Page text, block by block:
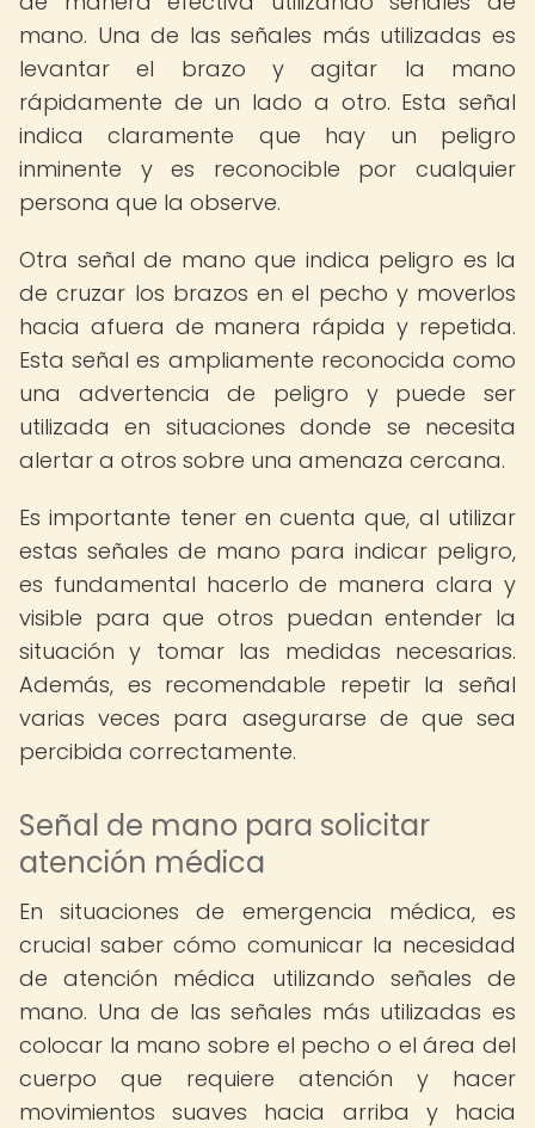
mano. Una de las señales más utilizadas es
levantar el brazo y agitar la mano
rápidamente de un lado a otro. Esta señal
indica claramente que hay un peligro
inminente y es reconocible por cualquier
persona que la observe.
Otra señal de mano que indica peligro es la
de cruzar los brazos en el pecho y moverlos
hacia afuera de manera rápida y repetida.
Esta señal es ampliamente reconocida como
una advertencia de peligro y puede ser
utilizada en situaciones donde se necesita
alertar a otros sobre una amenaza cercana.
Es importante tener en cuenta que, al utilizar
estas señales de mano para indicar peligro,
es fundamental hacerlo de manera clara y
visible para que otros puedan entender la
situación y tomar las medidas necesarias.
Además, es recomendable repetir la señal
varias veces para asegurarse de que sea
percibida correctamente.
Señal de mano para solicitar
atención médica
En situaciones de emergencia médica, es
crucial saber cómo comunicar la necesidad
de atención médica utilizando señales de
mano. Una de las señales más utilizadas es
colocar la mano sobre el pecho o el área del
cuerpo que requiere atención y hacer
movimientos suaves hacia arriba y hacia